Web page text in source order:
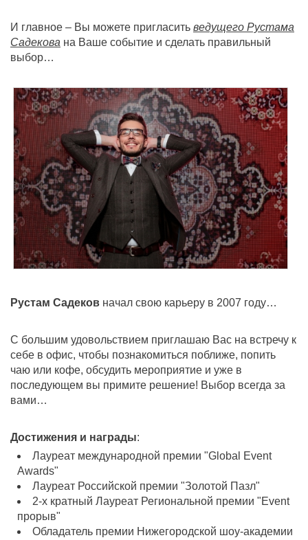
И главное – Вы можете пригласить ведущего Рустама
Садекова на Ваше событие и сделать правильный
выбор…
Рустам Садеков начал свою карьеру в 2007 году…
С большим удовольствием приглашаю Вас на встречу к
себе в офис, чтобы познакомиться поближе, попить
чаю или кофе, обсудить мероприятие и уже в
последующем вы примите решение! Выбор всегда за
вами…
Достижения и награды:
Лауреат международной премии "Global Event
Awards"
Лауреат Российской премии "Золотой Пазл"
2-х кратный Лауреат Региональной премии "Event
прорыв"
Обладатель премии Нижегородской шоу-академии